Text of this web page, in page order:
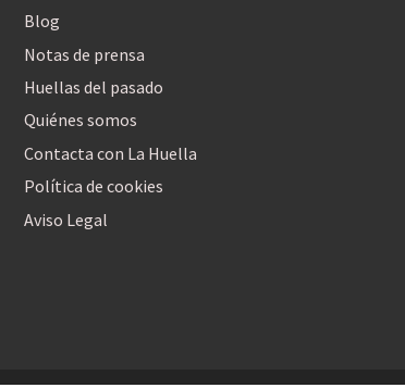
Blog
Notas de prensa
Huellas del pasado
Quiénes somos
Contacta con La Huella
Política de cookies
Aviso Legal